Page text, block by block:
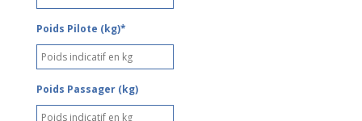
Poids Pilote (kg)*
Poids Passager (kg)